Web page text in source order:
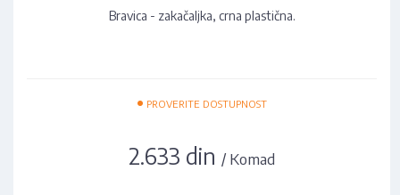
Bravica - zakačaljka, crna plastična.
• PROVERITE DOSTUPNOST
2.633 din / Komad